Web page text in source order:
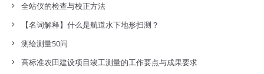
全站仪的检查与校正方法
【名词解释】什么是航道水下地形扫测？
测绘测量50问
高标准农田建设项目竣工测量的工作要点与成果要求